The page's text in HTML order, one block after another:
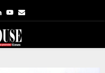
LinkedinYoutube
Email